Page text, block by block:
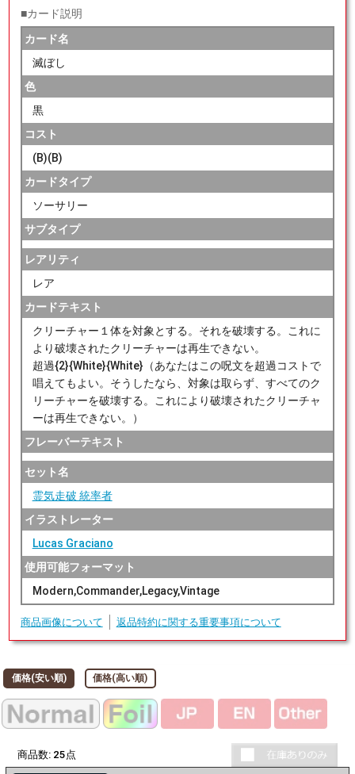
■カード説明
カード名
滅ぼし
色
黒
コスト
(B)(B)
カードタイプ
ソーサリー
サブタイプ
レアリティ
レア
カードテキスト
クリーチャー１体を対象とする。それを破壊する。これに
より破壊されたクリーチャーは再生できない。
超過{2}{White}{White}（あなたはこの呪文を超過コストで
唱えてもよい。そうしたなら、対象は取らず、すべてのク
リーチャーを破壊する。これにより破壊されたクリーチャ
ーは再生できない。）
フレーバーテキスト
セット名
霊気走破 統率者
イラストレーター
Lucas Graciano
使用可能フォーマット
Modern,Commander,Legacy,Vintage
商品画像について 返品特約に関する重要事項について
価格(安い順) 価格(高い順)
商品数: 25 点